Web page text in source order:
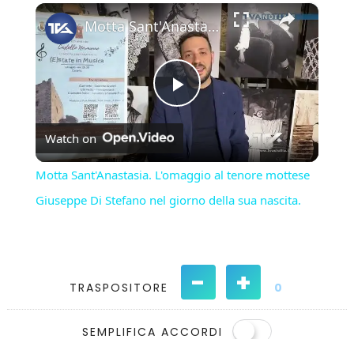
Play Unmute Fullscreen ×
Play
Video
Motta Sant'Anastasia. L'omaggio al tenore mottese Giuseppe Di Stefano nel giorno della sua nascita.
Watch on
Motta Sant'Anastasia. L'omaggio al tenore mottese
Giuseppe Di Stefano nel giorno della sua nascita.
TRASPOSITORE - + 0
SEMPLIFICA ACCORDI